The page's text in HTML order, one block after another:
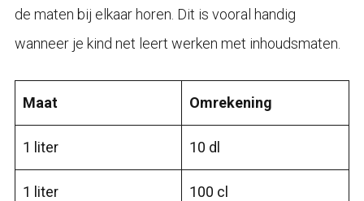
de maten bij elkaar horen. Dit is vooral handig
wanneer je kind net leert werken met inhoudsmaten.
Maat Omrekening
1 liter 10 dl
1 liter 100 cl